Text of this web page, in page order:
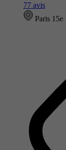
77 avis
Paris 15e